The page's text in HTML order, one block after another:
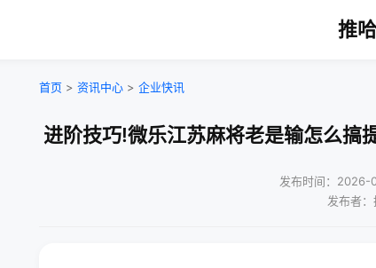
推
首页 > 资讯中心 > 企业快讯
进阶技巧!微乐江苏麻将老是输怎么搞
发布时间：2026-
发布者